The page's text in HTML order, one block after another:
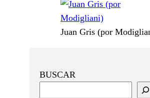
Juan Gris (por
BUSCAR